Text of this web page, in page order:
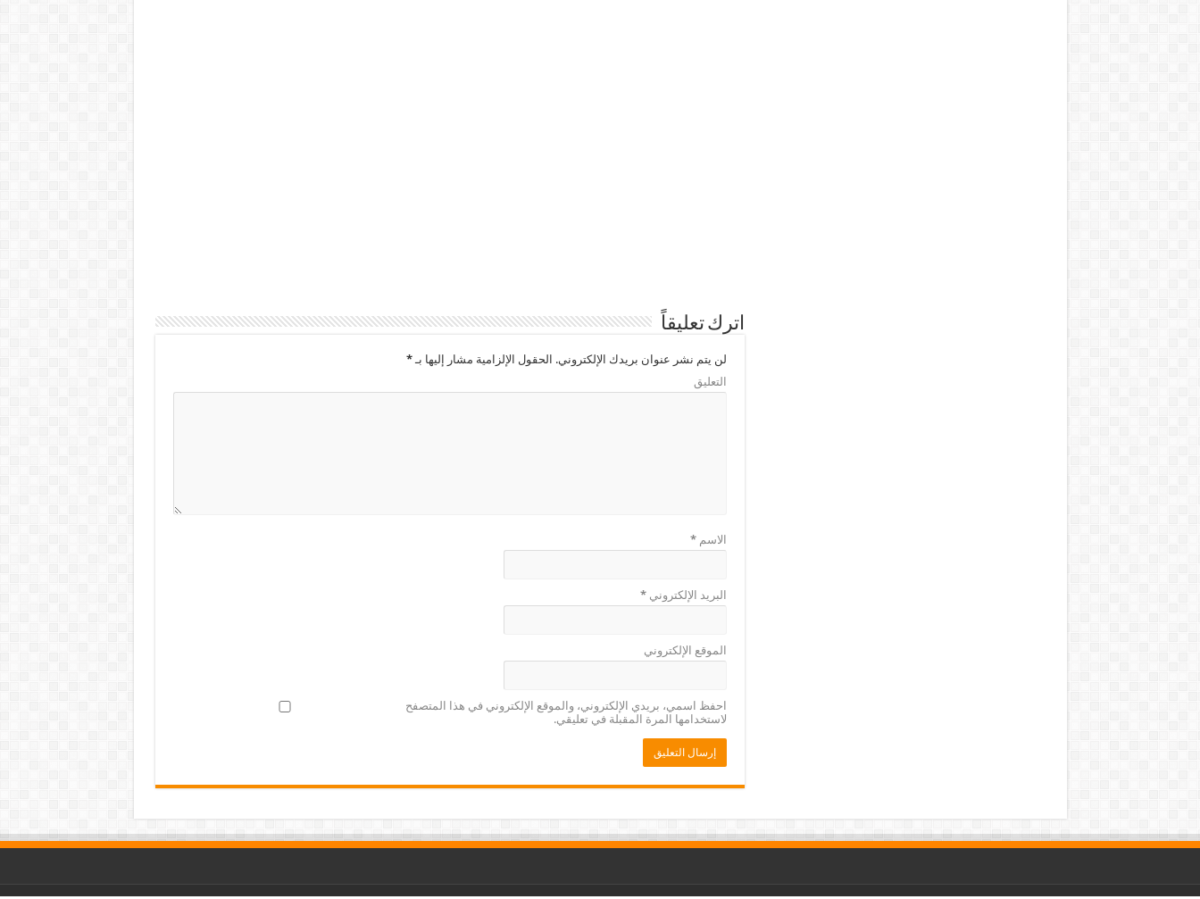
اترك تعليقاً
لن يتم نشر عنوان بريدك الإلكتروني. الحقول الإلزامية مشار إليها بـ*
التعليق
الاسم*
البريد الإلكتروني*
الموقع الإلكتروني
احفظ اسمي، بريدي الإلكتروني، والموقع الإلكتروني في هذا المتصفح
لاستخدامها المرة المقبلة في تعليقي.